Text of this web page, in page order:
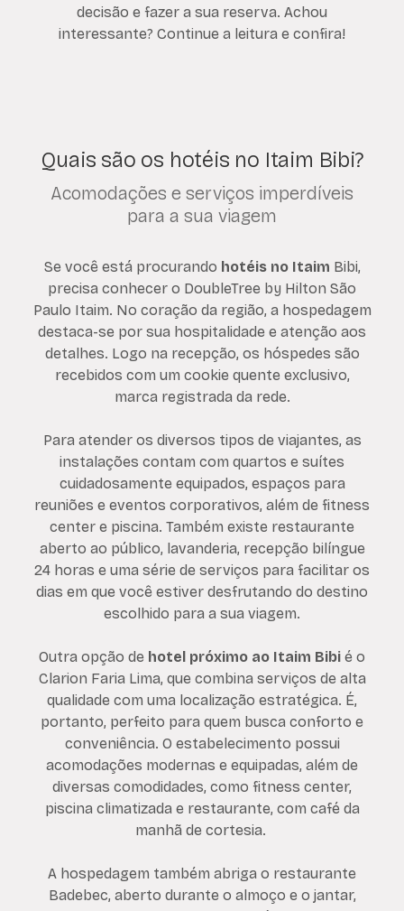
decisão e fazer a sua reserva. Achou
interessante? Continue a leitura e confira!
Quais são os hotéis no Itaim Bibi?
Acomodações e serviços imperdíveis
para a sua viagem
Se você está procurando hotéis no Itaim Bibi,
precisa conhecer o DoubleTree by Hilton São
Paulo Itaim. No coração da região, a hospedagem
destaca-se por sua hospitalidade e atenção aos
detalhes. Logo na recepção, os hóspedes são
recebidos com um cookie quente exclusivo,
marca registrada da rede.
Para atender os diversos tipos de viajantes, as
instalações contam com quartos e suítes
cuidadosamente equipados, espaços para
reuniões e eventos corporativos, além de fitness
center e piscina. Também existe restaurante
aberto ao público, lavanderia, recepção bilíngue
24 horas e uma série de serviços para facilitar os
dias em que você estiver desfrutando do destino
escolhido para a sua viagem.
Outra opção de hotel próximo ao Itaim Bibi é o
Clarion Faria Lima, que combina serviços de alta
qualidade com uma localização estratégica. É,
portanto, perfeito para quem busca conforto e
conveniência. O estabelecimento possui
acomodações modernas e equipadas, além de
diversas comodidades, como fitness center,
piscina climatizada e restaurante, com café da
manhã de cortesia.
A hospedagem também abriga o restaurante
Badebec, aberto durante o almoço e o jantar,